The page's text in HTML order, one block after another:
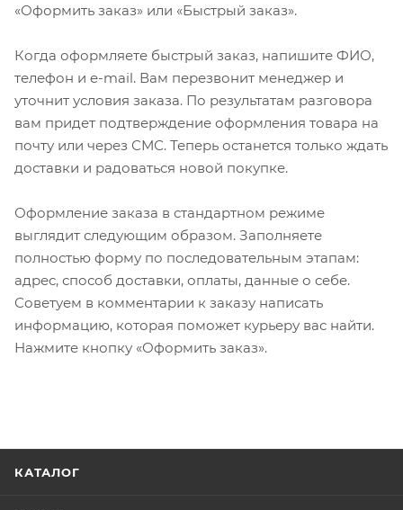
«Оформить заказ» или «Быстрый заказ».
Когда оформляете быстрый заказ, напишите ФИО,
телефон и e-mail. Вам перезвонит менеджер и
уточнит условия заказа. По результатам разговора
вам придет подтверждение оформления товара на
почту или через СМС. Теперь останется только ждать
доставки и радоваться новой покупке.
Оформление заказа в стандартном режиме
выглядит следующим образом. Заполняете
полностью форму по последовательным этапам:
адрес, способ доставки, оплаты, данные о себе.
Советуем в комментарии к заказу написать
информацию, которая поможет курьеру вас найти.
Нажмите кнопку «Оформить заказ».
КАТАЛОГ